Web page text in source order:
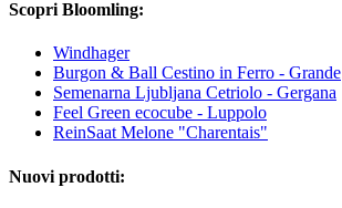
Scopri Bloomling:
Windhager
Burgon & Ball Cestino in Ferro - Grande
Semenarna Ljubljana Cetriolo - Gergana
Feel Green ecocube - Luppolo
ReinSaat Melone "Charentais"
Nuovi prodotti: